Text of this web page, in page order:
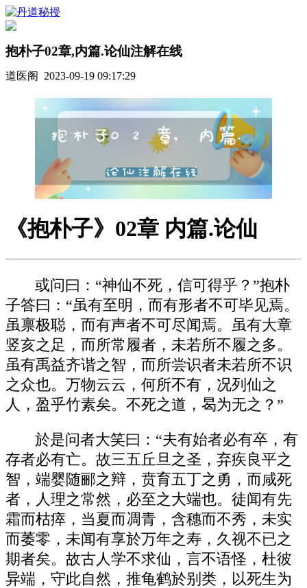
抱朴子02章,内篇.论仙注解在线
道医阁 2023-09-19 09:17:29
《抱朴子》02章 内篇.论仙
或问曰：“神仙不死，信可得乎？”抱朴
子答曰：“虽有至明，而有形者不可毕见焉。
虽禀极聪，而有声者不可尽闻焉。虽有大章
竖亥之足，而所常履者，未若所不履之多。
虽有禹益齐谐之智，而所尝识者未若所不识
之众也。万物云云，何所不有，况列仙之
人，盈乎竹素矣。不死之道，曷为无之？”
於是问者大笑曰：“夫有始者必有卒，有
存者必有亡。故三五丘旦之圣，弃疾良平之
智，端婴随郦之辩，贲育五丁之勇，而咸死
者，人理之常然，必至之大端也。徒闻有先
霜而枯瘁，当夏而凋青，含穗而不秀，未实
而萎零，未闻有享於万年之寿，久视不已之
期者矣。故古人学不求仙，言不语怪，杜彼
异端，守此自然，推龟鹤於别类，以死生为